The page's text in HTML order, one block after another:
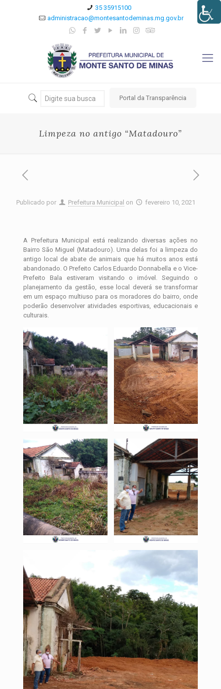
35 35915100
administracao@montesantodeminas.mg.gov.br
Portal da Transparência
Limpeza no antigo “Matadouro”
Publicado por Prefeitura Municipal on fevereiro 10, 2021
A Prefeitura Municipal está realizando diversas ações no
Bairro São Miguel (Matadouro). Uma delas foi a limpeza do
antigo local de abate de animais que há muitos anos está
abandonado. O Prefeito Carlos Eduardo Donnabella e o Vice-
Prefeito Bala estiveram visitando o imóvel. Seguindo o
planejamento da gestão, esse local deverá se transformar
em um espaço multiuso para os moradores do bairro, onde
poderão desenvolver atividades esportivas, educacionais e
culturais.